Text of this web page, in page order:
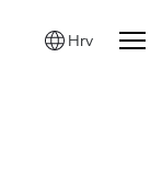
Hrv